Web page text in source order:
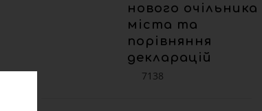
нового очільника
міста та
порівняння
декларацій
7138